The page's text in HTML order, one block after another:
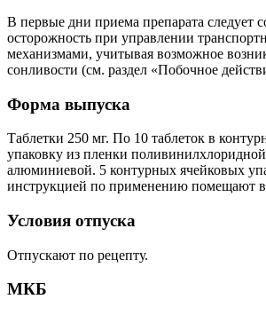
В первые дни приема препарата следует
осторожность при управлении
механизмами, учитывая возможное
сонливости (см. раздел «Побочное
Форма выпуска
Таблетки 250 мг. По 10 таблеток в
упаковку из пленки
алюминиевой. 5 контурных ячейковых
инструкцией по применению помещают в
Условия отпуска
Отпускают по рецепту.
МКБ